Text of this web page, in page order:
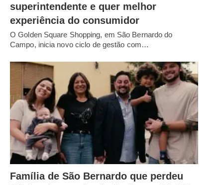
superintendente e quer melhor
experiência do consumidor
O Golden Square Shopping, em São Bernardo do
Campo, inicia novo ciclo de gestão com…
Família de São Bernardo que perdeu